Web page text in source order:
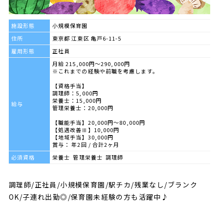
施設形態
小規模保育園
住所
東京都 江東区 亀戸6-11-5
雇用形態
正社員
給与
月給 215,000円～290,000円
※これまでの経験や前職を考慮します。
【資格手当】
調理師：5,000円
栄養士：15,000円
管理栄養士：20,000円
【職能手当】20,000円～80,000円
【処遇改善Ⅲ】10,000円
【地域手当】30,000円
賞与： 年2回 / 合計2ヶ月
必須資格
栄養士 管理栄養士 調理師
調理師/正社員/小規模保育園/駅チカ/残業なし/ブランク
OK/子連れ出勤◎/保育園未経験の方も活躍中♪